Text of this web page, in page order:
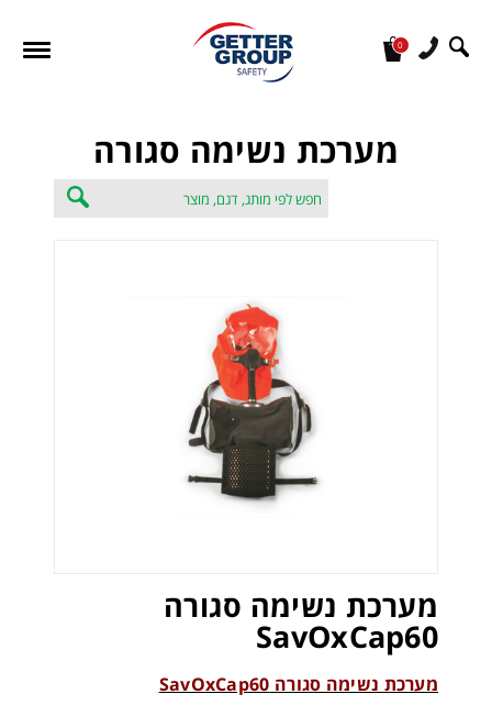
0
מערכת נשימה סגורה
מערכת נשימה סגורה
SavOxCap60
מערכת נשימה סגורה SavOxCap60